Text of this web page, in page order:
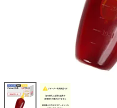
再生インクカートリッジ
ご利用ガイド
よくある質問